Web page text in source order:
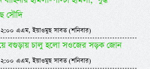
সৌদি
এএম, ইয়াওমুছ সাবত (শনিবার)
বগুড়ায় চালু হলো সওজের সড়ক জোন
এএম, ইয়াওমুছ সাবত (শনিবার)